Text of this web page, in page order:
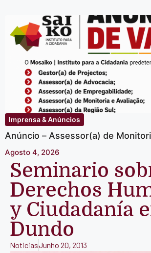
Imprensa & Anúncios
Anúncio – Assessor(a) de
Agosto 4, 2026
Seminario
Derechos
y Ciudadanía
Dundo
NoticiasJunho 20, 2013